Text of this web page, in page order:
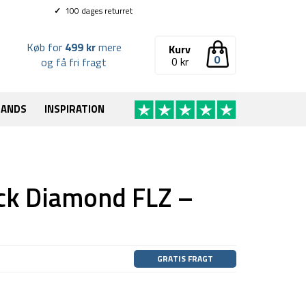
✓ 100 dages returret
0
Kurv
0 kr
Køb for 499 krmere
og få fri fragt
INSPIRATION
Diamond FLZ –
GRATIS FRAGT